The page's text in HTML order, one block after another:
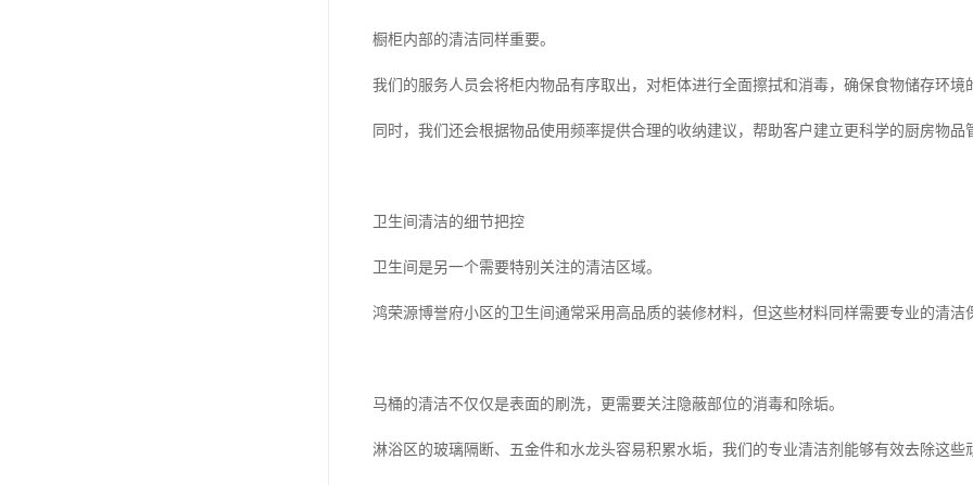
橱柜内部的清洁同样重要。
我们的服务人员会将柜内物品有序取出，对柜体进行全面擦拭和消毒，确保食物储存环境
同时，我们还会根据物品使用频率提供合理的收纳建议，帮助客户建立更科学的厨房物品
卫生间清洁的细节把控
卫生间是另一个需要特别关注的清洁区域。
鸿荣源博誉府小区的卫生间通常采用高品质的装修材料，但这些材料同样需要专业的清洁
马桶的清洁不仅仅是表面的刷洗，更需要关注隐蔽部位的消毒和除垢。
淋浴区的玻璃隔断、五金件和水龙头容易积累水垢，我们的专业清洁剂能够有效去除这